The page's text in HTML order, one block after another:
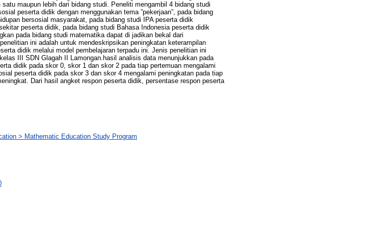
maupun lebih dari bidang studi. Peneliti mengambil 4 bidang studi
peserta didik dengan menggunakan tema ”pekerjaan”, pada bidang
bersosial masyarakat, pada bidang studi IPA peserta didik
peserta didik, pada bidang studi Bahasa Indonesia peserta didik
pada bidang studi matematika dapat di jadikan bekal dari
ini adalah untuk mendeskripsikan peningkatan keterampilan
didik melalui model pembelajaran terpadu ini. Jenis penelitian ini
III SDN Glagah II Lamongan.hasil analisis data menunjukkan pada
didik pada skor 0, skor 1 dan skor 2 pada tiap pertemuan mengalami
peserta didik pada skor 3 dan skor 4 mengalami peningkatan pada tiap
Dari hasil angket respon peserta didik, persentase respon peserta
> Mathematic Education Study Program